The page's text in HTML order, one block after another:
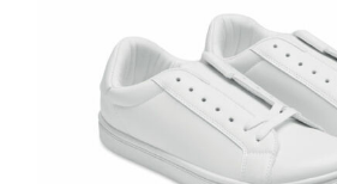
Puntenslijpers
Rekenmachines
Document- & Schrijfmappen